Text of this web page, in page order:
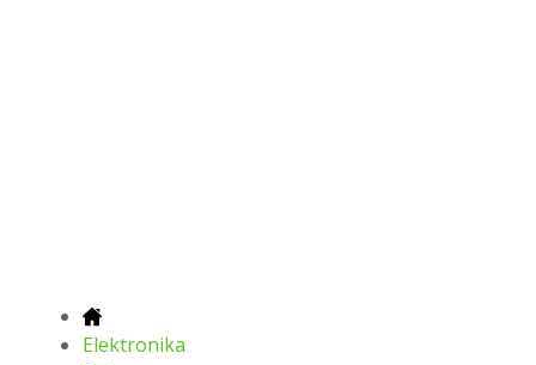
Elektronika